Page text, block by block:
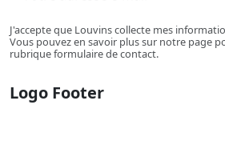
J'accepte que Louvins collecte mes
Vous pouvez en savoir plus sur notre page
rubrique formulaire de contact.
Logo Footer